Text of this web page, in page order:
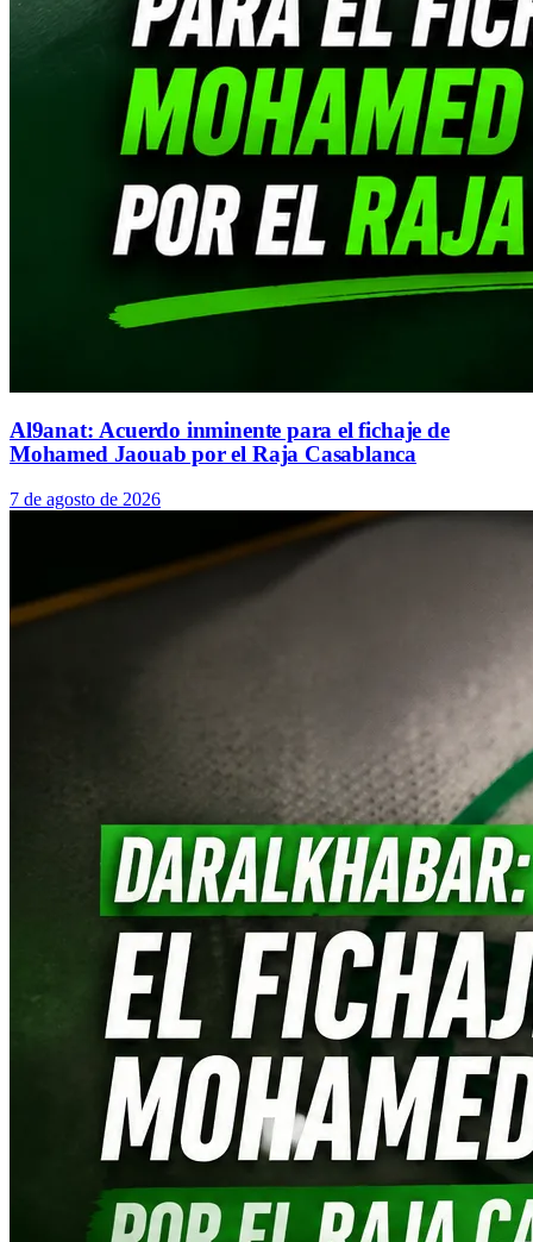
Al9anat: Acuerdo inminente para el fichaje de
Mohamed Jaouab por el Raja Casablanca
7 de agosto de 2026